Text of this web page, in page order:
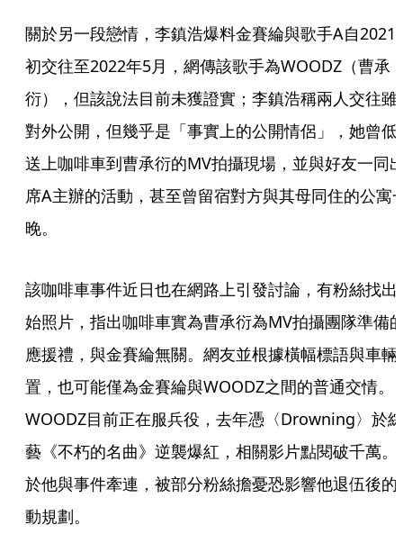
關於另一段戀情，李鎮浩爆料金賽綸與歌手A自2021
初交往至2022年5月，網傳該歌手為WOODZ（曹承
衍），但該說法目前未獲證實；李鎮浩稱兩人交往雖
對外公開，但幾乎是「事實上的公開情侶」，她曾低
送上咖啡車到曹承衍的MV拍攝現場，並與好友一同
席A主辦的活動，甚至曾留宿對方與其母同住的公寓
晚。
該咖啡車事件近日也在網路上引發討論，有粉絲找出
始照片，指出咖啡車實為曹承衍為MV拍攝團隊準備
應援禮，與金賽綸無關。網友並根據橫幅標語與車輛
置，也可能僅為金賽綸與WOODZ之間的普通交情。
WOODZ目前正在服兵役，去年憑〈Drowning〉於綜
藝《不朽的名曲》逆襲爆紅，相關影片點閱破千萬。
於他與事件牽連，被部分粉絲擔憂恐影響他退伍後的
動規劃。